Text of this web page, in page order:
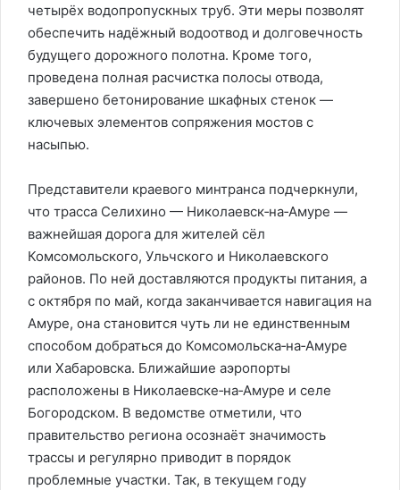
четырёх водопропускных труб. Эти меры позволят
обеспечить надёжный водоотвод и долговечность
будущего дорожного полотна. Кроме того,
проведена полная расчистка полосы отвода,
завершено бетонирование шкафных стенок —
ключевых элементов сопряжения мостов с
насыпью.
Представители краевого минтранса подчеркнули,
что трасса Селихино — Николаевск‑на‑Амуре —
важнейшая дорога для жителей сёл
Комсомольского, Ульчского и Николаевского
районов. По ней доставляются продукты питания, а
с октября по май, когда заканчивается навигация на
Амуре, она становится чуть ли не единственным
способом добраться до Комсомольска‑на‑Амуре
или Хабаровска. Ближайшие аэропорты
расположены в Николаевске‑на‑Амуре и селе
Богородском. В ведомстве отметили, что
правительство региона осознаёт значимость
трассы и регулярно приводит в порядок
проблемные участки. Так, в текущем году